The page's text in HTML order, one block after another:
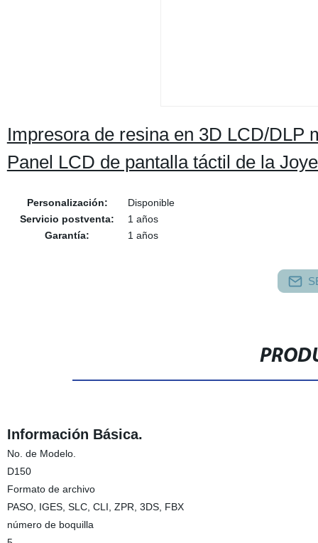
Impresora de resina en 3D LCD/DLP
Panel LCD de pantalla táctil de la
Personalización:
Disponible
Servicio postventa:
1 años
Garantía:
1 años
Información Básica.
No. de Modelo.
D150
Formato de archivo
PASO, IGES, SLC, CLI, ZPR, 3DS, FBX
número de boquilla